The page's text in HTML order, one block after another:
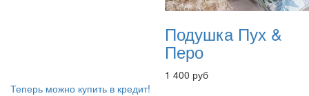
Подушка Пух &
Перо
1 400 руб
Теперь можно купить в кредит!